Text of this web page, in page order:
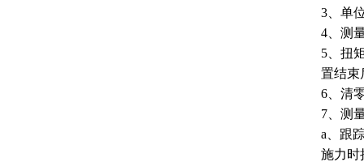
3、单
4、测
5、扭
置结束
6、清
7、测
a、跟
施力时